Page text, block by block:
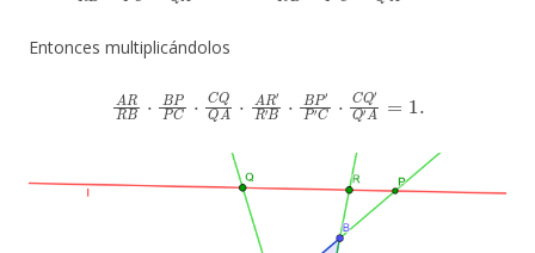
Entonces multiplicándolos
ARR ⋅BP C⋅C QA⋅ R′R′ BP′